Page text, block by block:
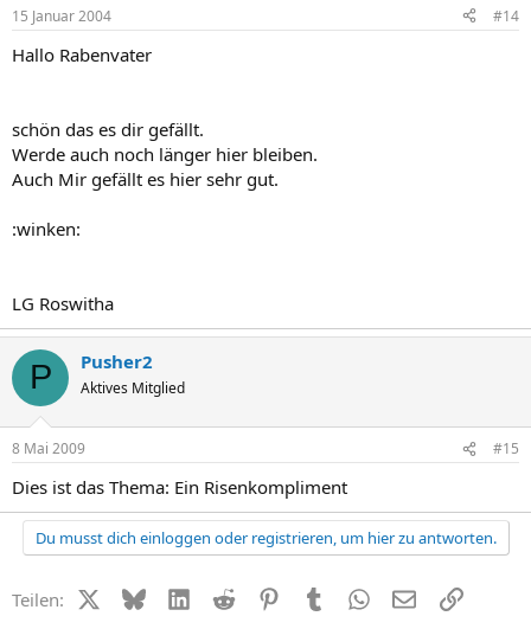
15 Januar 2004 #14
Hallo Rabenvater
schön das es dir gefällt.
Werde auch noch länger hier bleiben.
Auch Mir gefällt es hier sehr gut.
:winken:
LG Roswitha
P Pusher2
Aktives Mitglied
8 Mai 2009 #15
Dies ist das Thema: Ein Risenkompliment
Du musst dich einloggen oder registrieren, um hier zu antworten.
Teilen: X (Twitter)
BlueskyLinkedIn
Reddit PinterestTumblr WhatsApp
E-MailLink